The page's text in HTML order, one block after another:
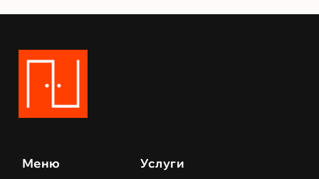
Меню Услуги